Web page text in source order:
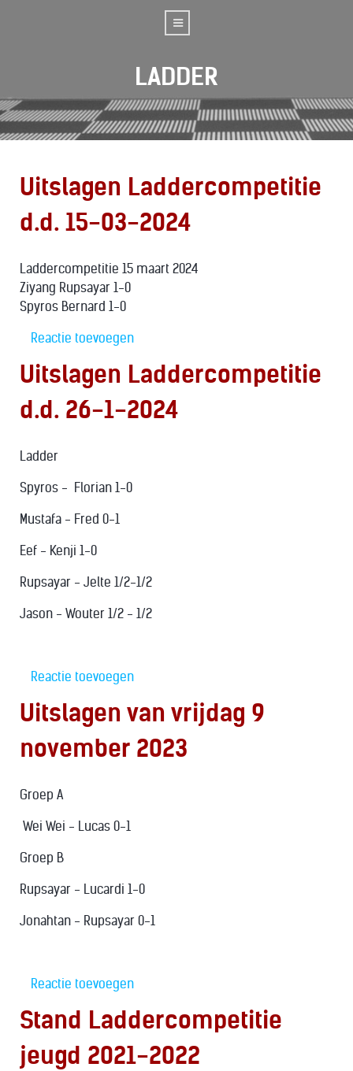
LADDER
Uitslagen Laddercompetitie
d.d. 15-03-2024
Laddercompetitie 15 maart 2024
Ziyang Rupsayar 1-0
Spyros Bernard 1-0
Reactie toevoegen
Uitslagen Laddercompetitie
d.d. 26-1-2024
Ladder
Spyros - Florian 1-0
Mustafa - Fred 0-1
Eef - Kenji 1-0
Rupsayar - Jelte 1/2-1/2
Jason - Wouter 1/2 - 1/2
Reactie toevoegen
Uitslagen van vrijdag 9
november 2023
Groep A
Wei Wei - Lucas 0-1
Groep B
Rupsayar - Lucardi 1-0
Jonahtan - Rupsayar 0-1
Reactie toevoegen
Stand Laddercompetitie
jeugd 2021-2022